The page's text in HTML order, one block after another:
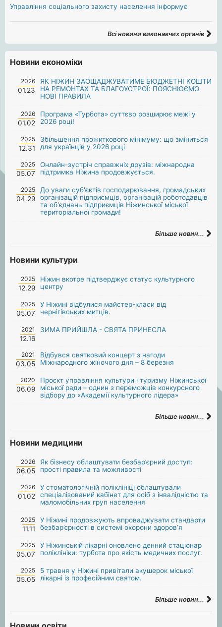
Управління соціального захисту населення інформує
Всі новини виконавчих органів
Новини економіки
2026
01.23
ЯК НІЖИН ЗАОЩАДЖУВАТИМЕ БЮДЖЕТНІ КОШТИ
НА РЕМОНТАХ ТА БЛАГОУСТРОЇ: ПОЯСНЮЄМО
НОВІ ПРАВИЛА
2026
01.02
Програма «Турбота» суттєво розширює межі у
2026 році!
2025
12.31
Збільшення прожиткового мінімуму: що зміниться
для українців у 2026 році
2025
05.07
Онлайн-зустріч справжніх друзів: міжнародна
підтримка Ніжина продовжується.
2025
04.29
До уваги суб'єктів господарювання, громадських
організацій підприємців, організацій роботодавців
та об'єднань підприємців Ніжинської міської
територіальної громади!
Більше новин...
Новини культури
2025
12.29
Ніжин вкотре підтверджує статус культурного
центру
2025
05.07
У Ніжині відбулися майстер-класи від
чернігівських митців.
2021
12.16
ЗИМА ПРИЙШЛА - СВЯТА ПРИНЕСЛА
2021
03.05
Відбувся святковий концерт з нагоди
Міжнародного жіночого дня – 8 березня
2020
06.09
Проєкт управління культури і туризму Ніжинської
міської ради – однин з переможців конкурсного
відбору до «Академії культурного лідера»
Більше новин...
Новини медицини
2026
06.05
Як бізнесу облаштувати безбар’єрний доступ:
прості правила та можливості
2026
01.02
У стоматологічній поліклініці облаштували
спеціалізований кабінет для осіб з інвалідністю та
маломобільних груп населення
2025
11.11
У Ніжині продовжують впроваджувати стандарти
безбар’єрності в системі охорони здоров’я
2025
05.07
У Ніжинській лікарні оновлено денний стаціонар
поліклініки: турбота про якість медичних послуг.
2025
05.05
5 травня у Ніжині привітали акушерок міської
лікарні із професійним святом.
Більше новин...